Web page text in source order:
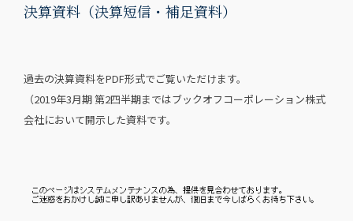
決算資料（決算短信・補足資料）
過去の決算資料をPDF形式でご覧いただけます。
（2019年3月期 第2四半期まではブックオフコーポレーション株式
会社において開示した資料です。